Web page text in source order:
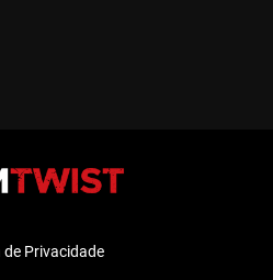
de Privacidade